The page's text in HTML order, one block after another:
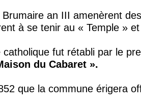
an III amenèrent
à se tenir au « Temple »
catholique fut rétabli par le
du Cabaret ».
que la commune érigera